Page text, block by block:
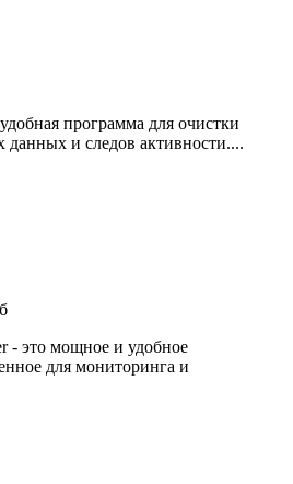
программа для очистки
и следов активности....
- это мощное и удобное
для мониторинга и